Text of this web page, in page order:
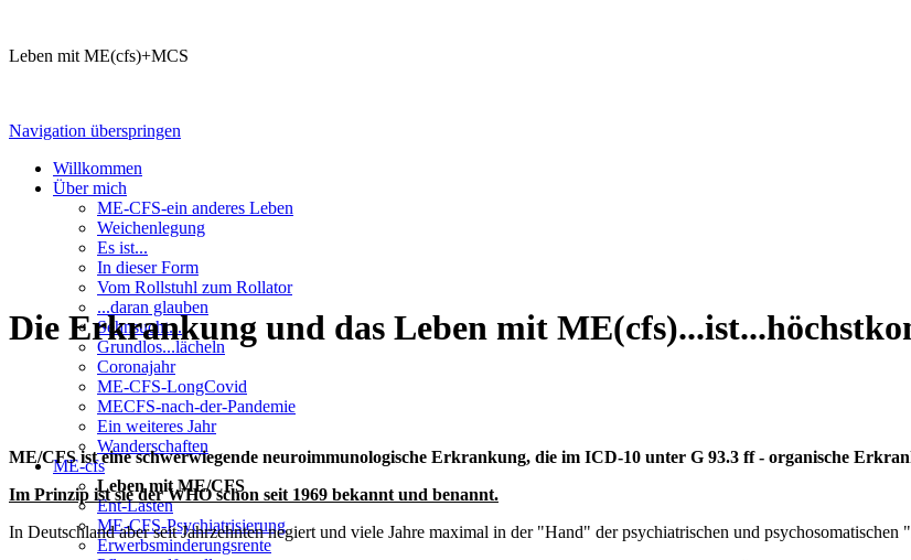
Leben mit ME(cfs)+MCS
Navigation überspringen
Willkommen
Über mich
ME-CFS-ein anderes Leben
Weichenlegung
Es ist...
In dieser Form
Vom Rollstuhl zum Rollator
...daran glauben
Sehnsucht...
Grundlos...lächeln
Coronajahr
ME-CFS-LongCovid
MECFS-nach-der-Pandemie
Ein weiteres Jahr
Wanderschaften
ME-cfs
Leben mit ME/CFS
Ent-Lasten
ME-CFS-Psychiatrisierung
Erwerbsminderungsrente
Die Erkrankung und das Leben mit
ME/CFS ist eine schwerwiegende neuroimmunologische Erkrankung, die im ICD-10 unter G 93.3 ff - organische
Im Prinzip ist sie der WHO schon seit 1969 bekannt und benannt.
In Deutschland aber seit Jahrzehnten negiert und viele Jahre maximal in der "Hand" der psychiatrischen und psychosomatischen